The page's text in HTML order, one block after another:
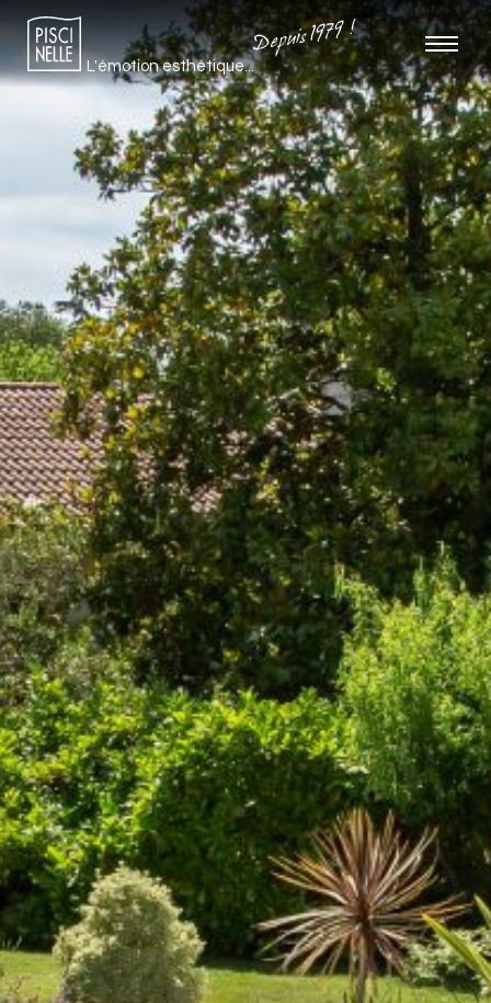
L'émotion esthétique...
Depuis 1979 !